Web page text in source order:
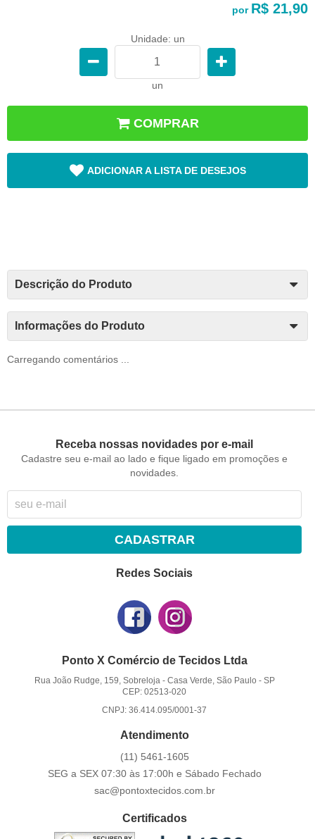
por R$ 21,90
Unidade: un
un
COMPRAR
ADICIONAR A LISTA DE DESEJOS
Descrição do Produto
Informações do Produto
Carregando comentários ...
Receba nossas novidades por e-mail
Cadastre seu e-mail ao lado e fique ligado em promoções e
novidades.
CADASTRAR
Redes Sociais
Ponto X Comércio de Tecidos Ltda
Rua João Rudge, 159, Sobreloja- Casa Verde, São Paulo - SP
CEP: 02513-020
CNPJ: 36.414.095/0001-37
Atendimento
(11) 5461-1605
SEG a SEX 07:30 às 17:00h e Sábado Fechado
sac@pontoxtecidos.com.br
Certificados